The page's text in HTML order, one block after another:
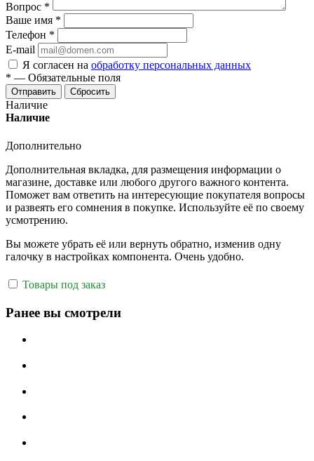
Вопрос *
Ваше имя *
Телефон *
E-mail
Я согласен на обработку персональных данных
* — Обязательные поля
Отправить Сбросить
Наличие
Наличие
Дополнительно
Дополнительная вкладка, для размещения информации о
магазине, доставке или любого другого важного контента.
Поможет вам ответить на интересующие покупателя вопросы
и развеять его сомнения в покупке. Используйте её по своему
усмотрению.
Вы можете убрать её или вернуть обратно, изменив одну
галочку в настройках компонента. Очень удобно.
Товары под заказ
Ранее вы смотрели